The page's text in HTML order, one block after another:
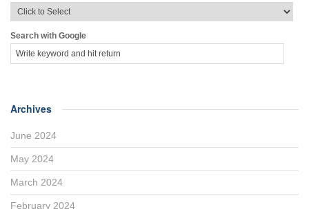
Search with Google
Archives
June 2024
May 2024
March 2024
February 2024